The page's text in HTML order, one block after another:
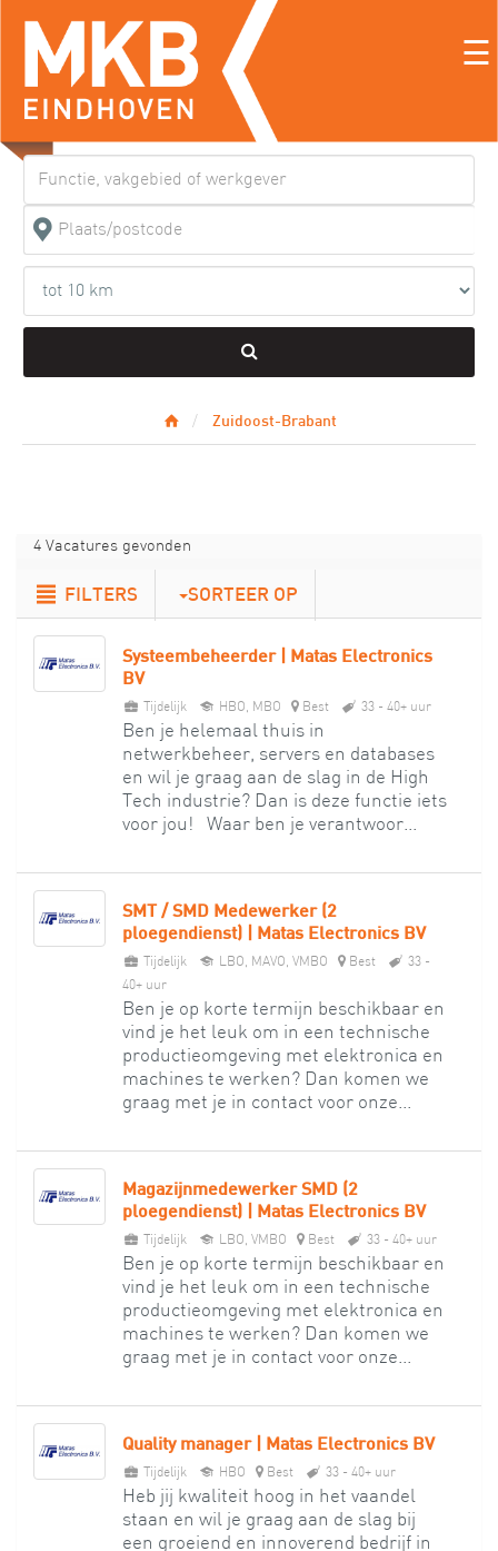
☰
Zuidoost-Brabant
4 Vacatures gevonden
FILTERS SORTEER OP
Systeembeheerder | Matas Electronics
BV
Tijdelijk HBO, MBO Best 33 - 40+ uur
Ben je helemaal thuis in
netwerkbeheer, servers en databases
en wil je graag aan de slag in de High
Tech industrie? Dan is deze functie iets
voor jou! Waar ben je verantwoor...
SMT / SMD Medewerker (2
ploegendienst) | Matas Electronics BV
Tijdelijk LBO, MAVO, VMBO Best
33 -
40+ uur
Ben je op korte termijn beschikbaar en
vind je het leuk om in een technische
productieomgeving met elektronica en
machines te werken? Dan komen we
graag met je in contact voor onze...
Magazijnmedewerker SMD (2
ploegendienst) | Matas Electronics BV
Tijdelijk LBO, VMBO Best 33 - 40+ uur
Ben je op korte termijn beschikbaar en
vind je het leuk om in een technische
productieomgeving met elektronica en
machines te werken? Dan komen we
graag met je in contact voor onze...
Quality manager | Matas Electronics BV
Tijdelijk HBO Best 33 - 40+ uur
Heb jij kwaliteit hoog in het vaandel
staan en wil je graag aan de slag bij
een groeiend en innoverend bedrijf in